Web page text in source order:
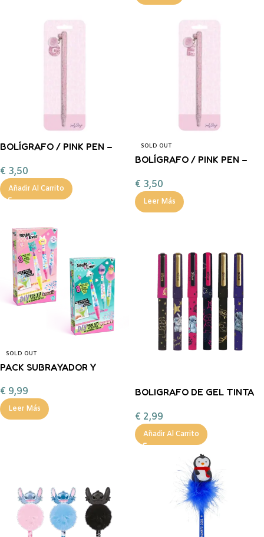
BOLÍGRAFO / PINK PEN –
€ 3,50
Añadir Al Carrito
SOLD OUT
BOLÍGRAFO / PINK PEN –
€ 3,50
Leer Más
SOLD OUT
PACK SUBRAYADOR Y
EVER CANAL TOYS
€ 9,99
Leer Más
BOLIGRAFO DE GEL TINTA
€ 2,99
Añadir Al Carrito